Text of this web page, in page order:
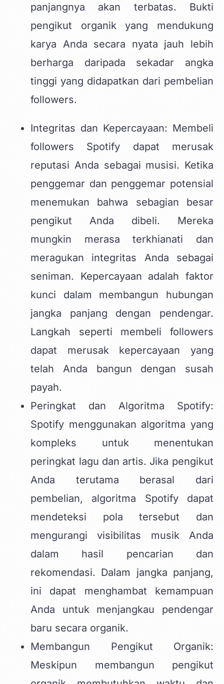
panjangnya akan terbatas. Bukti
pengikut organik yang mendukung
karya Anda secara nyata jauh lebih
berharga daripada sekadar angka
tinggi yang didapatkan dari pembelian
followers.
Integritas dan Kepercayaan: Membeli
followers Spotify dapat merusak
reputasi Anda sebagai musisi. Ketika
penggemar dan penggemar potensial
menemukan bahwa sebagian besar
pengikut Anda dibeli. Mereka
mungkin merasa terkhianati dan
meragukan integritas Anda sebagai
seniman. Kepercayaan adalah faktor
kunci dalam membangun hubungan
jangka panjang dengan pendengar.
Langkah seperti membeli followers
dapat merusak kepercayaan yang
telah Anda bangun dengan susah
payah.
Peringkat dan Algoritma Spotify:
Spotify menggunakan algoritma yang
kompleks untuk menentukan
peringkat lagu dan artis. Jika pengikut
Anda terutama berasal dari
pembelian, algoritma Spotify dapat
mendeteksi pola tersebut dan
mengurangi visibilitas musik Anda
dalam hasil pencarian dan
rekomendasi. Dalam jangka panjang,
ini dapat menghambat kemampuan
Anda untuk menjangkau pendengar
baru secara organik.
Membangun Pengikut Organik:
Meskipun membangun pengikut